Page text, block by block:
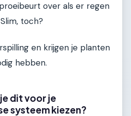
over als er regen
toch?
en krijgen je planten
hebben.
dit voor je
systeem kiezen?